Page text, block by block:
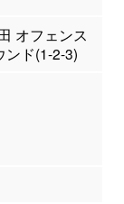
オフェンス
ンド(1-2-3)